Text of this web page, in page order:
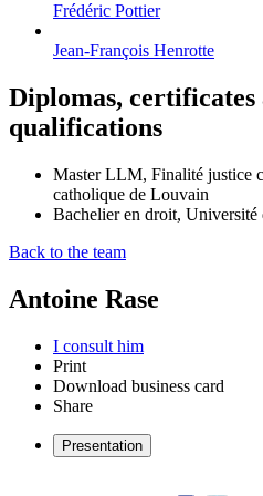
Frédéric Pottier
Jean-François Henrotte
Diplomas, certificates
qualifications
Master LLM, Finalité justice
catholique de Louvain
Bachelier en droit, Université
Back to the team
Antoine Rase
I consult him
Print
Download business card
Share
Presentation